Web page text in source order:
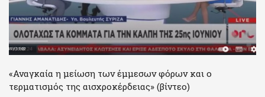
«Αναγκαία η μείωση των έμμεσων φόρων και ο
τερματισμός της αισχροκέρδειας» (βίντεο)